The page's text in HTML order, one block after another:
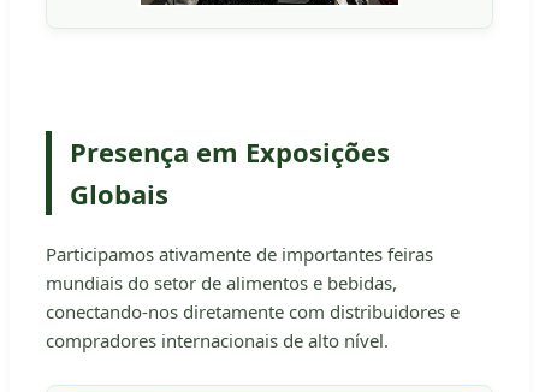
Presença em Exposições
Globais
Participamos ativamente de importantes feiras
mundiais do setor de alimentos e bebidas,
conectando-nos diretamente com distribuidores e
compradores internacionais de alto nível.